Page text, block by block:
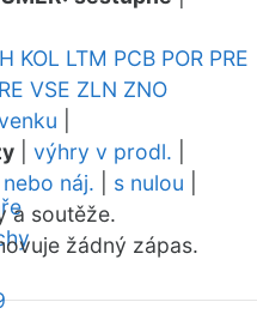
KOL LTM PCB POR PRE
VSE ZLN ZNO
výhry v prodl.
náj. s nulou
a soutěže.
žádný zápas.